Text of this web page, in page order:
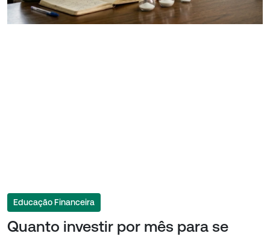
Educação Financeira
Quanto investir por mês para se